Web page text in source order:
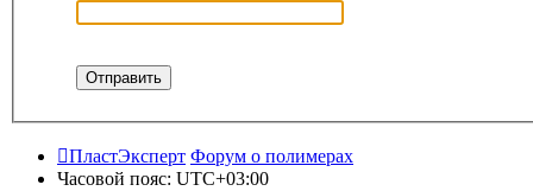
ПластЭксперт Форум о полимерах
Часовой пояс: UTC+03:00